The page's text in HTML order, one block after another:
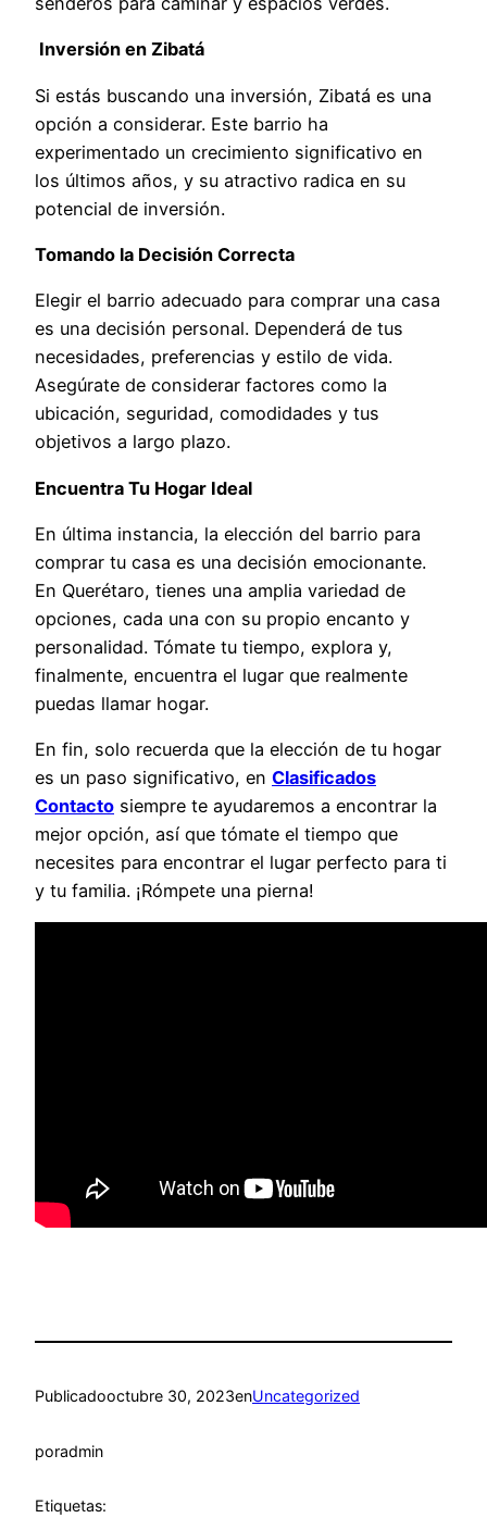
Inversión en Zibatá
Si estás buscando una inversión, Zibatá es una
opción a considerar. Este barrio ha
experimentado un crecimiento significativo en
los últimos años, y su atractivo radica en su
potencial de inversión.
Tomando la Decisión Correcta
Elegir el barrio adecuado para comprar una casa
es una decisión personal. Dependerá de tus
necesidades, preferencias y estilo de vida.
Asegúrate de considerar factores como la
ubicación, seguridad, comodidades y tus
objetivos a largo plazo.
Encuentra Tu Hogar Ideal
En última instancia, la elección del barrio para
comprar tu casa es una decisión emocionante.
En Querétaro, tienes una amplia variedad de
opciones, cada una con su propio encanto y
personalidad. Tómate tu tiempo, explora y,
finalmente, encuentra el lugar que realmente
puedas llamar hogar.
En fin, solo recuerda que la elección de tu hogar
es un paso significativo, en Clasificados
Contacto siempre te ayudaremos a encontrar la
mejor opción, así que tómate el tiempo que
necesites para encontrar el lugar perfecto para ti
y tu familia. ¡Rómpete una pierna!
Publicadooctubre 30, 2023enUncategorized
poradmin
Etiquetas: